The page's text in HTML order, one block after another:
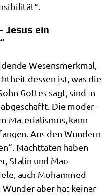
Jesus ein
Wesens­merk­mal,
des­sen ist, was die
Got­tes sagt, sind in
Die moder­
Mate­ria­lis­mus, kann
Aus den Wun­dern
Macht­ta­ten haben
Sta­lin und Mao
auch Moham­med
Wun­der aber hat kei­ner